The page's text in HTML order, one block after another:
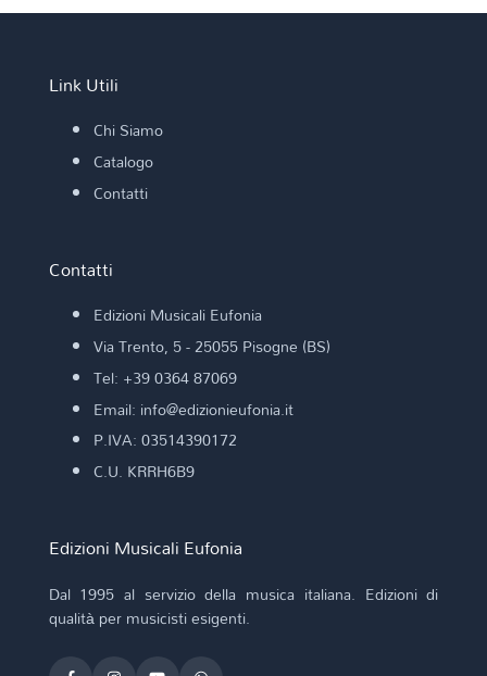
Link Utili
Chi Siamo
Catalogo
Contatti
Contatti
Edizioni Musicali Eufonia
Via Trento, 5 - 25055 Pisogne (BS)
Tel: +39 0364 87069
Email: info@edizionieufonia.it
P.IVA: 03514390172
C.U. KRRH6B9
Edizioni Musicali Eufonia
Dal 1995 al servizio della musica italiana. Edizioni di
qualità per musicisti esigenti.